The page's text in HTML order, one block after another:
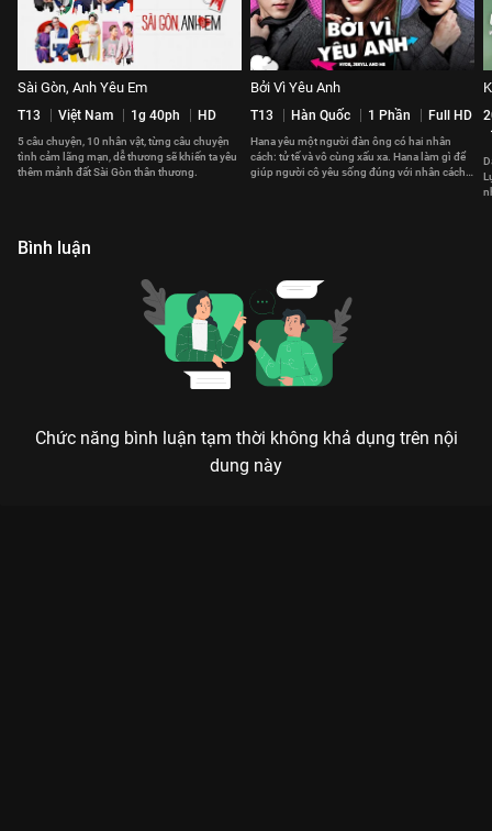
Sài Gòn, Anh Yêu Em
T13 Việt Nam 1g 40ph HD
5 câu chuyện, 10 nhân vật, từng câu chuyện
tình cảm lãng mạn, dễ thương sẽ khiến ta yêu
thêm mảnh đất Sài Gòn thân thương.
Bởi Vì Yêu Anh
T13 Hàn Quốc 1 Phần Full HD
Hana yêu một người đàn ông có hai nhân
cách: tử tế và vô cùng xấu xa. Hana làm gì để
giúp người cô yêu sống đúng với nhân cách
Bình luận
Chức năng bình luận tạm thời không khả dụng trên nội
dung này